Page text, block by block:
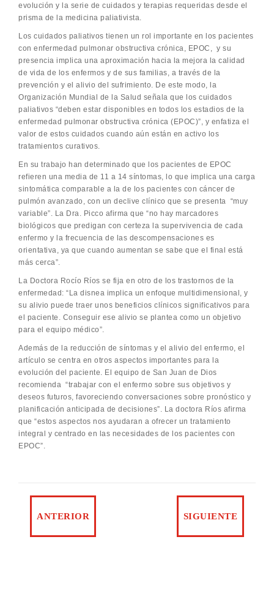
evolución y la serie de cuidados y terapias requeridas desde el
prisma de la medicina paliativista.
Los cuidados paliativos tienen un rol importante en los pacientes
con enfermedad pulmonar obstructiva crónica, EPOC, y su
presencia implica una aproximación hacia la mejora la calidad
de vida de los enfermos y de sus familias, a través de la
prevención y el alivio del sufrimiento. De este modo, la
Organización Mundial de la Salud señala que los cuidados
paliativos “deben estar disponibles en todos los estadios de la
enfermedad pulmonar obstructiva crónica (EPOC)”, y enfatiza el
valor de estos cuidados cuando aún están en activo los
tratamientos curativos.
En su trabajo han determinado que los pacientes de EPOC
refieren una media de 11 a 14 síntomas, lo que implica una carga
sintomática comparable a la de los pacientes con cáncer de
pulmón avanzado, con un declive clínico que se presenta “muy
variable”. La Dra. Picco afirma que “no hay marcadores
biológicos que predigan con certeza la supervivencia de cada
enfermo y la frecuencia de las descompensaciones es
orientativa, ya que cuando aumentan se sabe que el final está
más cerca”.
La Doctora Rocío Ríos se fija en otro de los trastornos de la
enfermedad: “La disnea implica un enfoque multidimensional, y
su alivio puede traer unos beneficios clínicos significativos para
el paciente. Conseguir ese alivio se plantea como un objetivo
para el equipo médico”.
Además de la reducción de síntomas y el alivio del enfermo, el
artículo se centra en otros aspectos importantes para la
evolución del paciente. El equipo de San Juan de Dios
recomienda “trabajar con el enfermo sobre sus objetivos y
deseos futuros, favoreciendo conversaciones sobre pronóstico y
planificación anticipada de decisiones”. La doctora Ríos afirma
que “estos aspectos nos ayudaran a ofrecer un tratamiento
integral y centrado en las necesidades de los pacientes con
EPOC”.